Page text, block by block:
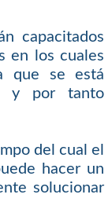
capacitados
en los cuales
que se está
y por tanto
del cual el
hacer un
solucionar